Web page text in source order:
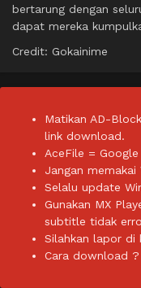
bertarung dengan
dapat mereka
Credit: Gokainime
Matikan AD-
link download.
AceFile = Google
Jangan memakai
Selalu update
Gunakan MX
subtitle tidak
Silahkan lapor di
Cara download ?